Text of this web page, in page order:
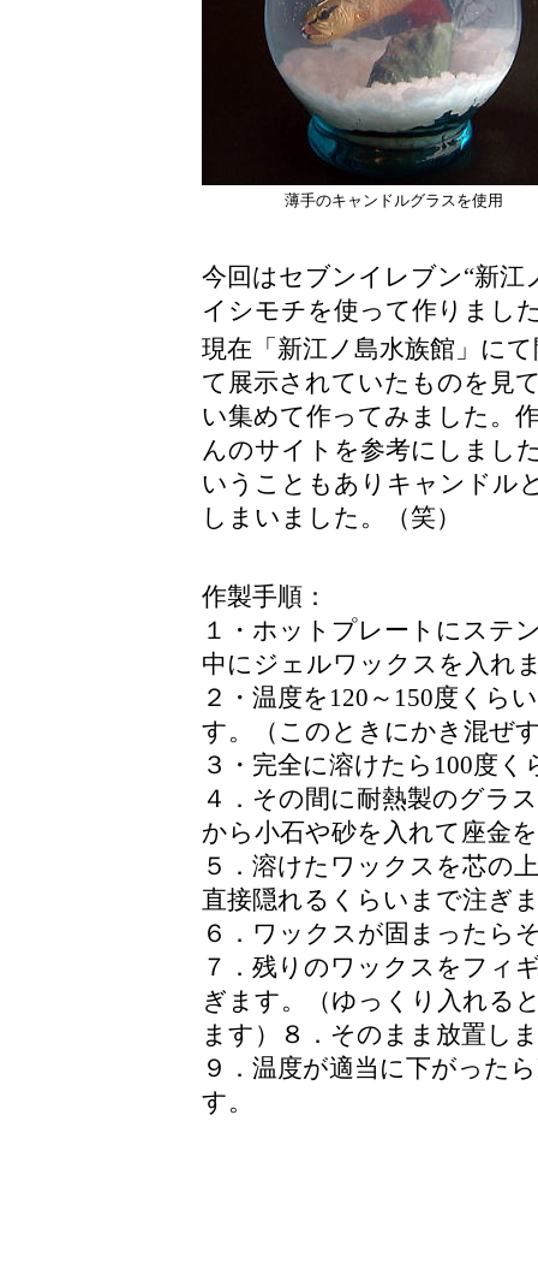
薄手のキャンドルグラスを使用
今回はセブンイレブン“新江
イシモチを使って作りまし
現在「新江ノ島水族館」に
て展示されていたものを見
い集めて作ってみました。
んのサイトを参考にしまし
いうこともありキャンドル
しまいました。（笑）
作製手順：
１・ホットプレートにステ
中にジェルワックスを入れ
２・温度を120～150度くら
す。（このときにかき混ぜ
３・完全に溶けたら100度
４．その間に耐熱製のグラ
から小石や砂を入れて座金
５．溶けたワックスを芯の
直接隠れるくらいまで注ぎ
６．ワックスが固まったら
７．残りのワックスをフィ
ぎます。（ゆっくり入れる
ます）８．そのまま放置し
９．温度が適当に下がった
す。